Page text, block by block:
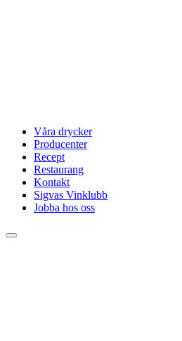
Våra drycker
Producenter
Recept
Restaurang
Kontakt
Sigvas Vinklubb
Jobba hos oss